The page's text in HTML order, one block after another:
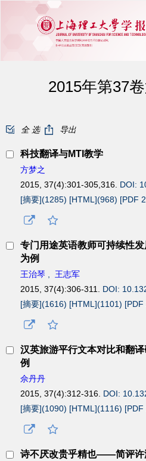
2015年第37
全 选 导出
科技翻译与MTI教学
方梦之
2015, 37(4):301-305,316. DOI:
[摘要](1285) [HTML](968) [PDF
专门用途英语教师可持续性
为例
王治琴
王志军
2015, 37(4):306-311. DOI:
[摘要](1616) [HTML](1101)
汉英旅游平行文本对比和翻
例
佘丹丹
2015, 37(4):312-316. DOI:
[摘要](1090) [HTML](1116)
诗不厌改贵乎精也——简评许